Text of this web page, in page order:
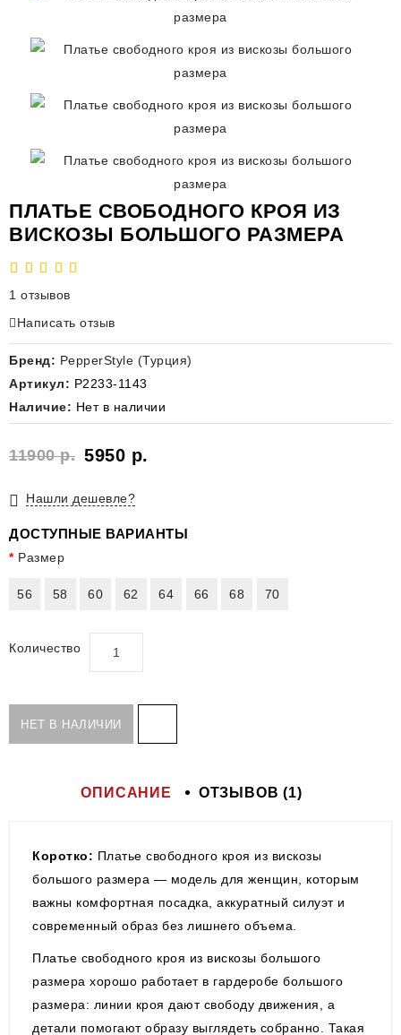
ПЛАТЬЕ СВОБОДНОГО КРОЯ ИЗ
ВИСКОЗЫ БОЛЬШОГО РАЗМЕРА
1 отзывов
Написать отзыв
Бренд: PepperStyle (Турция)
Артикул: P2233-1143
Наличие: Нет в наличии
11900 р. 5950 р.
Нашли дешевле?
ДОСТУПНЫЕ ВАРИАНТЫ
Размер
56 58 60 62 64 66 68 70
Количество
НЕТ В НАЛИЧИИ
ОПИСАНИЕ ОТЗЫВОВ (1)
Коротко: Платье свободного кроя из вискозы
большого размера — модель для женщин, которым
важны комфортная посадка, аккуратный силуэт и
современный образ без лишнего объема.
Платье свободного кроя из вискозы большого
размера хорошо работает в гардеробе большого
размера: линии кроя дают свободу движения, а
детали помогают образу выглядеть собранно. Такая